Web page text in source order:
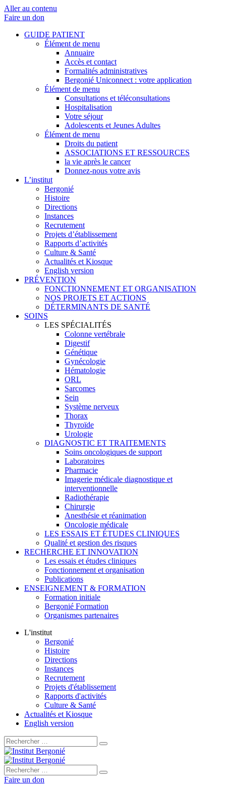
Aller au contenu
Faire un don
GUIDE PATIENT
Élément de menu
Annuaire
Accès et contact
Formalités administratives
Bergonié Uniconnect : votre application
Élément de menu
Consultations et téléconsultations
Hospitalisation
Votre séjour
Adolescents et Jeunes Adultes
Élément de menu
Droits du patient
ASSOCIATIONS ET RESSOURCES
la vie après le cancer
Donnez-nous votre avis
L’institut
Bergonié
Histoire
Directions
Instances
Recrutement
Projets d’établissement
Rapports d’activités
Culture & Santé
Actualités et Kiosque
English version
PRÉVENTION
FONCTIONNEMENT ET ORGANISATION
NOS PROJETS ET ACTIONS
DÉTERMINANTS DE SANTÉ
SOINS
LES SPÉCIALITÉS
Colonne vertébrale
Digestif
Génétique
Gynécologie
Hématologie
ORL
Sarcomes
Sein
Système nerveux
Thorax
Thyroïde
Urologie
DIAGNOSTIC ET TRAITEMENTS
Soins oncologiques de support
Laboratoires
Pharmacie
Imagerie médicale diagnostique et
interventionnelle
Radiothérapie
Chirurgie
Anesthésie et réanimation
Oncologie médicale
LES ESSAIS ET ÉTUDES CLINIQUES
Qualité et gestion des risques
RECHERCHE ET INNOVATION
Les essais et études cliniques
Fonctionnement et organisation
Publications
ENSEIGNEMENT & FORMATION
Formation initiale
Bergonié Formation
Organismes partenaires
L'institut
Bergonié
Histoire
Directions
Instances
Recrutement
Projets d'établissement
Rapports d'activités
Culture & Santé
Actualités et Kiosque
English version
Rechercher :
Rechercher :
Faire un don